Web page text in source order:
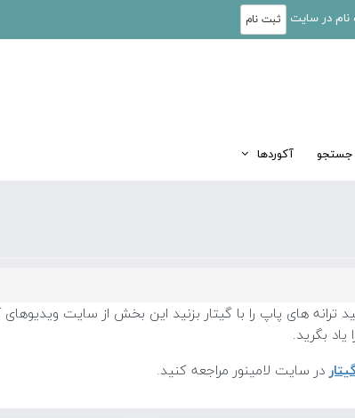
ثبت نام
جستجو آکوردها
های پاپ را با گیتار بزنید این بخش از سایت
بگرید.
در سایت لامینور مراجعه کنید.